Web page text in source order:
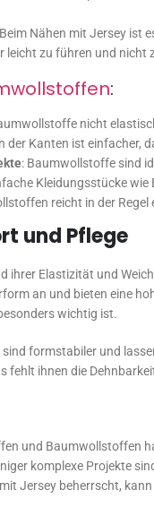
Nähen mit Jersey ist
leicht zu führen und nicht
:
nicht
der Kanten ist einfacher,
: Baumwollstoffe sind
Kleidungsstücke wie
reicht in der
und Pflege
ihrer Elastizität und
an und bieten eine
wichtig ist.
sind formstabiler und
fehlt ihnen die
und Baumwollstoffen
komplexe Projekte
Jersey beherrscht,